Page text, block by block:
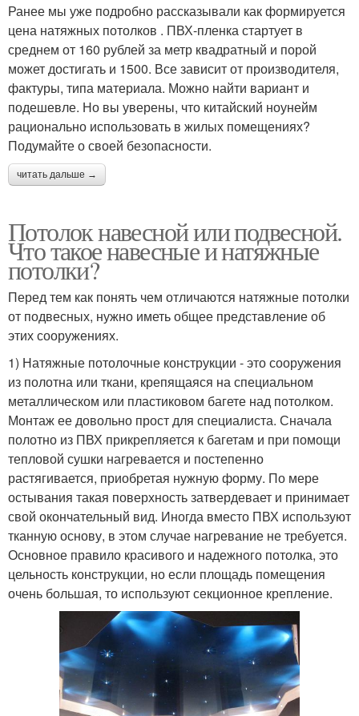
Ранее мы уже подробно рассказывали как формируется
цена натяжных потолков . ПВХ-пленка стартует в
среднем от 160 рублей за метр квадратный и порой
может достигать и 1500. Все зависит от производителя,
фактуры, типа материала. Можно найти вариант и
подешевле. Но вы уверены, что китайский ноунейм
рационально использовать в жилых помещениях?
Подумайте о своей безопасности.
читать дальше →
Потолок навесной или подвесной.
Что такое навесные и натяжные
потолки?
Перед тем как понять чем отличаются натяжные потолки
от подвесных, нужно иметь общее представление об
этих сооружениях.
1) Натяжные потолочные конструкции - это сооружения
из полотна или ткани, крепящаяся на специальном
металлическом или пластиковом багете над потолком.
Монтаж ее довольно прост для специалиста. Сначала
полотно из ПВХ прикрепляется к багетам и при помощи
тепловой сушки нагревается и постепенно
растягивается, приобретая нужную форму. По мере
остывания такая поверхность затвердевает и принимает
свой окончательный вид. Иногда вместо ПВХ используют
тканную основу, в этом случае нагревание не требуется.
Основное правило красивого и надежного потолка, это
цельность конструкции, но если площадь помещения
очень большая, то используют секционное крепление.